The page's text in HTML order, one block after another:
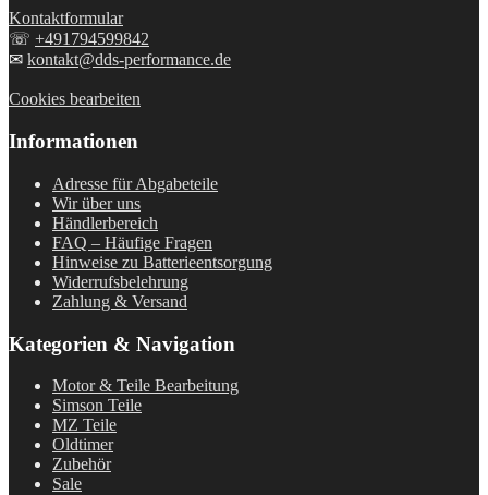
Kontaktformular
☏ +491794599842
✉ kontakt@dds-performance.de
Cookies bearbeiten
Informationen
Adresse für Abgabeteile
Wir über uns
Händlerbereich
FAQ – Häufige Fragen
Hinweise zu Batterieentsorgung
Widerrufsbelehrung
Zahlung & Versand
Kategorien & Navigation
Motor & Teile Bearbeitung
Simson Teile
MZ Teile
Oldtimer
Zubehör
Sale